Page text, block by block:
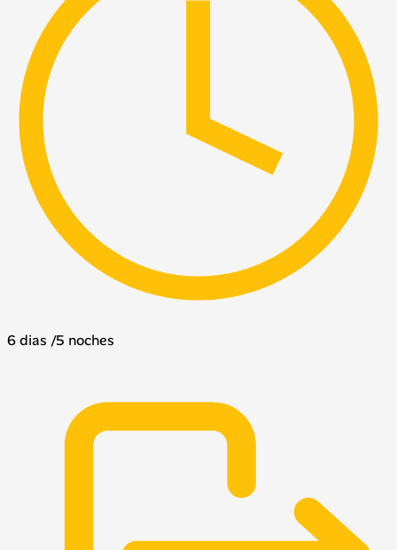
6 dias /5 noches